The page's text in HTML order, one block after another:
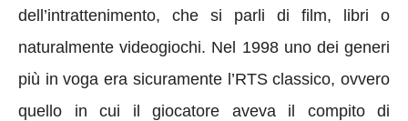
dell’intrattenimento, che si parli di film, libri o
naturalmente videogiochi. Nel 1998 uno dei generi
più in voga era sicuramente l’RTS classico, ovvero
quello in cui il giocatore aveva il compito di